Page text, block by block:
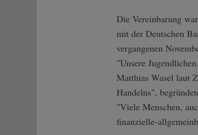
Die Vereinbarung
mit der Deutschen
vergangenen
"Unsere
Matthias Wasel laut
Handelns",
"Viele Menschen,
finanzielle­-